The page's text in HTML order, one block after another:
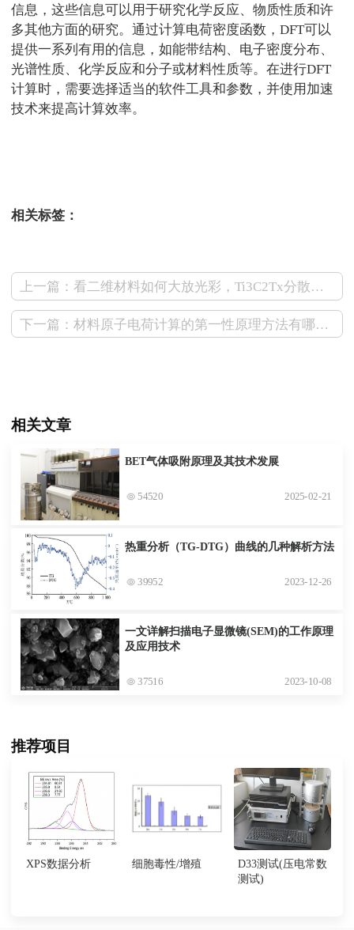
信息，这些信息可以用于研究化学反应、物质性质和许
多其他方面的研究。通过计算电荷密度函数，DFT可以
提供一系列有用的信息，如能带结构、电子密度分布、
光谱性质、化学反应和分子或材料性质等。在进行DFT
计算时，需要选择适当的软件工具和参数，并使用加速
技术来提高计算效率。
相关标签：
上一篇：看二维材料如何大放光彩，Ti3C2Tx分散液的应用领域盘点
下一篇：材料原子电荷计算的第一性原理方法有哪些？
相关文章
BET气体吸附原理及其技术发展
54520 2025-02-21
热重分析（TG-DTG）曲线的几种解析方法
39952 2023-12-26
一文详解扫描电子显微镜(SEM)的工作原理
及应用技术
37516 2023-10-08
推荐项目
XPS数据分析 细胞毒性/增殖
D33测试(压电常数
测试)